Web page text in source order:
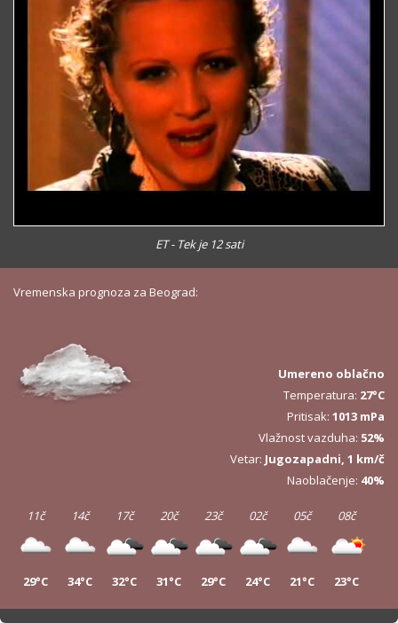
ET - Tek je 12 sati
Vremenska prognoza za Beograd:
Umereno oblačno
Temperatura: 27°C
Pritisak: 1013 mPa
Vlažnost vazduha: 52%
Vetar: Jugozapadni, 1 km/č
Naoblačenje: 40%
11č
29°C
14č
34°C
17č
32°C
20č
31°C
23č
29°C
02č
24°C
05č
21°C
08č
23°C